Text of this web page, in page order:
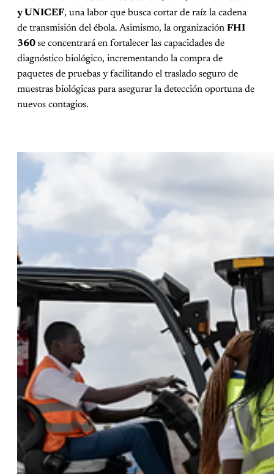
y UNICEF, una labor que busca cortar de raíz la cadena
de transmisión del ébola. Asimismo, la organización FHI
360se concentrará en fortalecer las capacidades de
diagnóstico biológico, incrementando la compra de
paquetes de pruebas y facilitando el traslado seguro de
muestras biológicas para asegurar la detección oportuna de
nuevos contagios.